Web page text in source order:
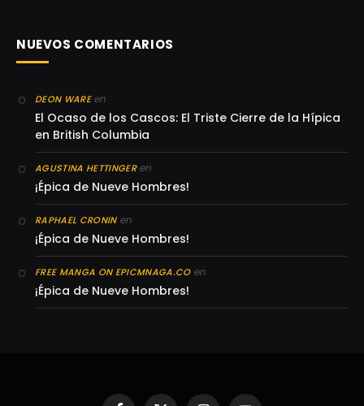
NUEVOS COMENTARIOS
DEON WAREen
El Ocaso de los Cascos: El Triste Cierre de la Hípica
en British Columbia
AGUSTINA HETTINGERen
¡Épica de Nueve Hombres!
RAPHAEL CRONINen
¡Épica de Nueve Hombres!
FREE MANGA ON EPICMNAGA.COen
¡Épica de Nueve Hombres!